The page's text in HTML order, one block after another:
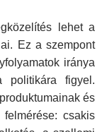
lehet a
Ez a szempont
iránya
figyel.
és
csakis